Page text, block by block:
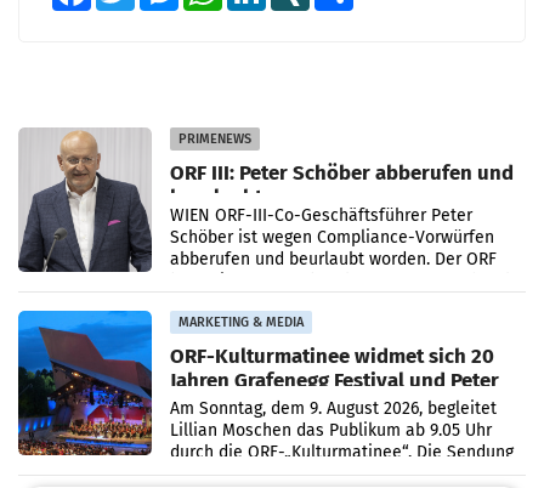
PRIMENEWS
ORF III: Peter Schöber abberufen und
beurlaubt
WIEN ORF-III-Co-Geschäftsführer Peter
Schöber ist wegen Compliance-Vorwürfen
abberufen und beurlaubt worden. Der ORF
MARKETING & MEDIA
ORF-Kulturmatinee widmet sich 20
Jahren Grafenegg Festival und Peter
Simonischek
Am Sonntag, dem 9. August 2026, begleitet
Lillian Moschen das Publikum ab 9.05 Uhr
durch die ORF-„Kulturmatinee“. Die Sendung
startet mit der Dokumentation „20 Jahre